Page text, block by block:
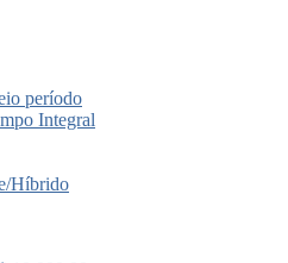
período
Integral
Híbrido